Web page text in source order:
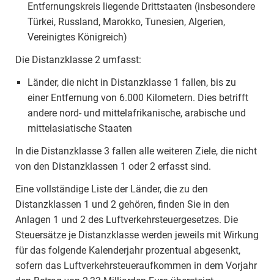
Entfernungskreis liegende Drittstaaten (insbesondere
Türkei, Russland, Marokko, Tunesien, Algerien,
Vereinigtes Königreich)
Die Distanzklasse 2 umfasst:
Länder, die nicht in Distanzklasse 1 fallen, bis zu
einer Entfernung von 6.000 Kilometern. Dies betrifft
andere nord- und mittelafrikanische, arabische und
mittelasiatische Staaten
In die Distanzklasse 3 fallen alle weiteren Ziele, die nicht
von den Distanzklassen 1 oder 2 erfasst sind.
Eine vollständige Liste der Länder, die zu den
Distanzklassen 1 und 2 gehören, finden Sie in den
Anlagen 1 und 2 des Luftverkehrsteuergesetzes. Die
Steuersätze je Distanzklasse werden jeweils mit Wirkung
für das folgende Kalenderjahr prozentual abgesenkt,
sofern das Luftverkehrsteueraufkommen in dem Vorjahr